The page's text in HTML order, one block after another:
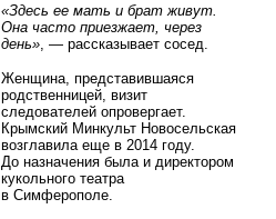
«Здесь ее мать и брат живут.
Она часто приезжает, через
день» , — рассказывает сосед.
Женщина, представившаяся
родственницей, визит
следователей опровергает.
Крымский Минкульт Новосельская
возглавила еще в 2014 году.
До назначения была и директором
кукольного театра
в Симферополе.